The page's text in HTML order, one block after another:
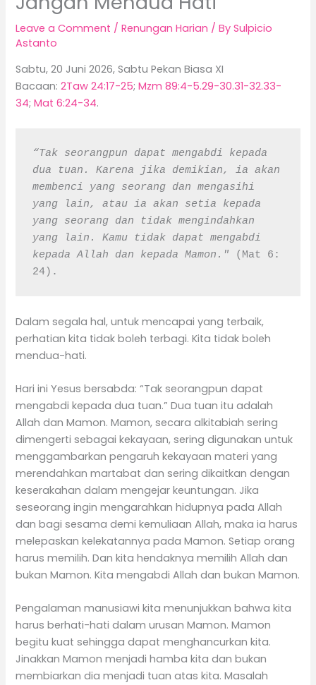
Leave a Comment /Renungan Harian / BySulpicio
Astanto
Sabtu, 20 Juni 2026, Sabtu Pekan Biasa XI
Bacaan:2Taw 24:17-25;Mzm 89:4-5.29-30.31-32.33-
34;Mat 6:24-34.
“Tak seorangpun dapat mengabdi kepada
dua tuan. Karena jika demikian, ia akan
membenci yang seorang dan mengasihi
yang lain, atau ia akan setia kepada
yang seorang dan tidak mengindahkan
yang lain. Kamu tidak dapat mengabdi
kepada Allah dan kepada Mamon."
(Mat 6:
24).
Dalam segala hal, untuk mencapai yang terbaik,
perhatian kita tidak boleh terbagi. Kita tidak boleh
mendua-hati.
Hari ini Yesus bersabda: “Tak seorangpun dapat
mengabdi kepada dua tuan.” Dua tuan itu adalah
Allah dan Mamon. Mamon, secara alkitabiah sering
dimengerti sebagai kekayaan, sering digunakan untuk
menggambarkan pengaruh kekayaan materi yang
merendahkan martabat dan sering dikaitkan dengan
keserakahan dalam mengejar keuntungan. Jika
seseorang ingin mengarahkan hidupnya pada Allah
dan bagi sesama demi kemuliaan Allah, maka ia harus
melepaskan kelekatannya pada Mamon. Setiap orang
harus memilih. Dan kita hendaknya memilih Allah dan
bukan Mamon. Kita mengabdi Allah dan bukan Mamon.
Pengalaman manusiawi kita menunjukkan bahwa kita
harus berhati-hati dalam urusan Mamon. Mamon
begitu kuat sehingga dapat menghancurkan kita.
Jinakkan Mamon menjadi hamba kita dan bukan
membiarkan dia menjadi tuan atas kita. Masalah